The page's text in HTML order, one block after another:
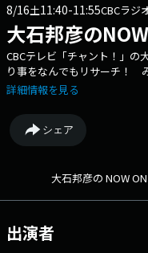
8/16土11:40-11:55CBCラジ
大石邦彦の
CBCテレビ「チャント！」の
り事をなんでもリサーチ！
へのおたよりは こちら FAXは
詳細情報を見る
シェア
大石邦彦の NOW ON
出演者